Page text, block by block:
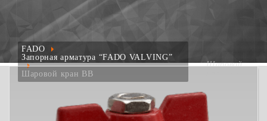
FADO
Запорная арматура “FADO VALVING”
Шаровой кран ВВ
Шаровой